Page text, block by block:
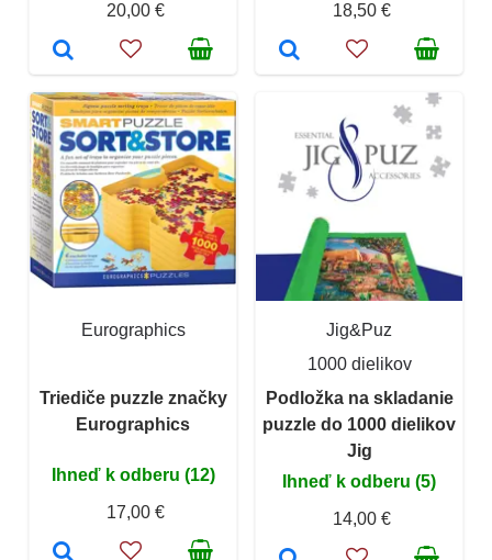
20,00 €
18,50 €
Eurographics
Triediče puzzle značky
Eurographics
Ihneď k odberu (12)
17,00 €
Jig&Puz
1000 dielikov
Podložka na skladanie
puzzle do 1000 dielikov
Jig
Ihneď k odberu (5)
14,00 €